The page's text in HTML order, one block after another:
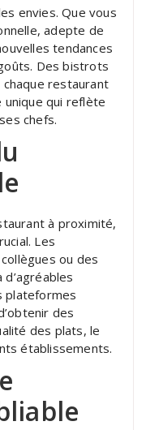
envies. Que vous
adepte de
tendances
Des bistrots
restaurant
unique qui reflète
chefs.
à proximité,
Les
ou des
plateformes
des
des plats, le
établissements.